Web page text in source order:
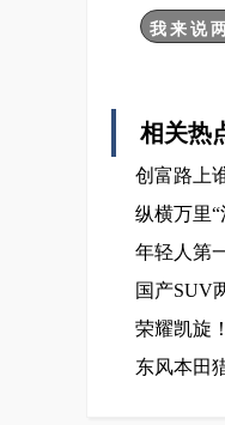
相关热
创富路上
纵横万里
年轻人第
国产SUV
荣耀凯旋
东风本田